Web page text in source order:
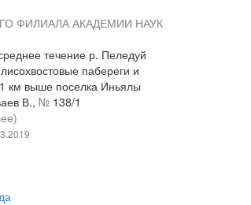
ФИЛИАЛА АКАДЕМИИ НАУК
течение р. Пеледуй
пабереги и
км выше поселка Иньялы
В., № 138/1